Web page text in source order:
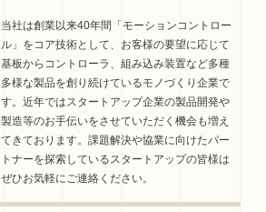
当社は創業以来40年間「モーションコントロー
ル」をコア技術として、お客様の要望に応じて
基板からコントローラ、組み込み装置など多種
多様な製品を創り続けているモノづくり企業で
す。近年ではスタートアップ企業の製品開発や
製造等のお手伝いをさせていただく機会も増え
てきております。課題解決や協業に向けたパー
トナーを探索しているスタートアップの皆様は
ぜひお気軽にご連絡ください。